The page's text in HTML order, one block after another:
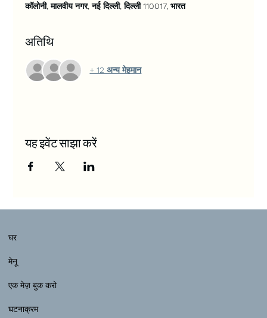
कॉलोनी, मालवीय नगर, नई दिल्ली, दिल्ली 110017, भारत
अतिथि
+ 12 अन्य मेहमान
यह इवेंट साझा करें
घर
मेनू
एक मेज़ बुक करो
घटनाक्रम